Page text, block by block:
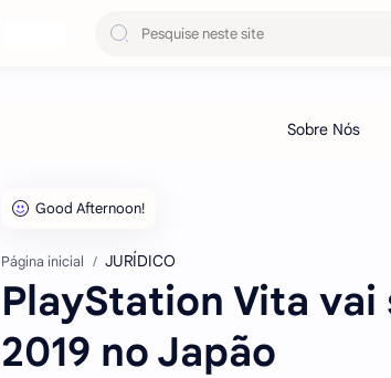
Página inicial JURÍDICO
PlayStation Vita
2019 no Japão